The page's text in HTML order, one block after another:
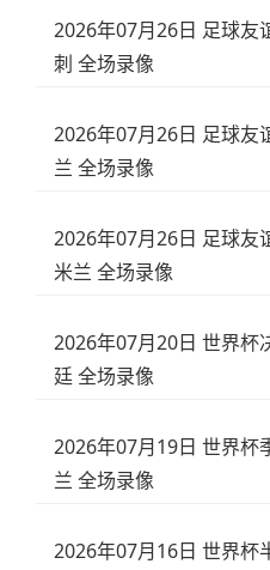
2026年07月26日 足球友
刺 全场录像
2026年07月26日 足球友
兰 全场录像
2026年07月26日 足球友
米兰 全场录像
2026年07月20日 世界杯
廷 全场录像
2026年07月19日 世界杯
兰 全场录像
2026年07月16日 世界杯